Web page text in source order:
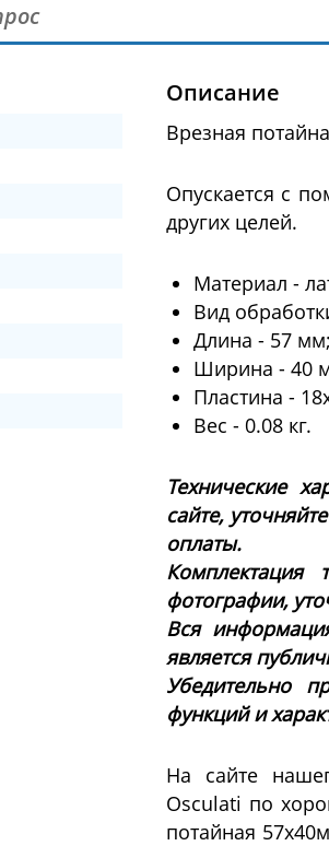
Описание
Врезная
Опускается с
других целей.
Материал -
Вид
Длина - 57 мм;
Ширина - 40
Пластина -
Вес - 0.08 кг.
Технические
сайте,
оплаты.
Комплектация
фотографии,
Вся
является
Убедительно
функций и
На сайте
Osculati по
потайная